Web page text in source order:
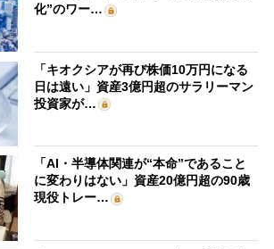
化”のワー…
「キオクシアが再び株価10万円になる
日は遠い」資産3億円超のサラリーマン
投資家が…
「AI・半導体関連が“本命”であること
に変わりはない」資産20億円超の90歳
現役トレー…